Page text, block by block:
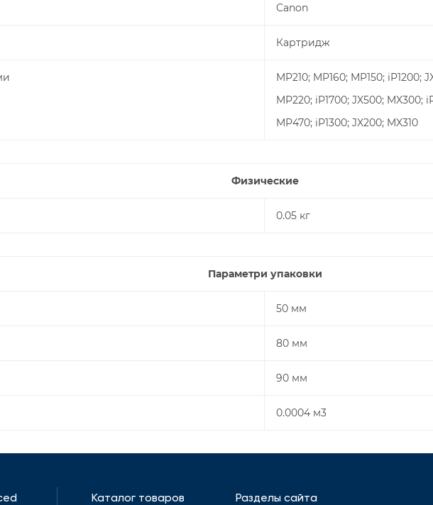
Canon
Картридж
MP210; MP160; MP150; iP1200;
MP220; iP1700; JX500; MX300;
MP470; iP1300; JX200; MX310
Физические
0.05 кг
Параметри упаковки
50 мм
80 мм
90 мм
0.0004 м3
Каталог товаров Разделы сайта